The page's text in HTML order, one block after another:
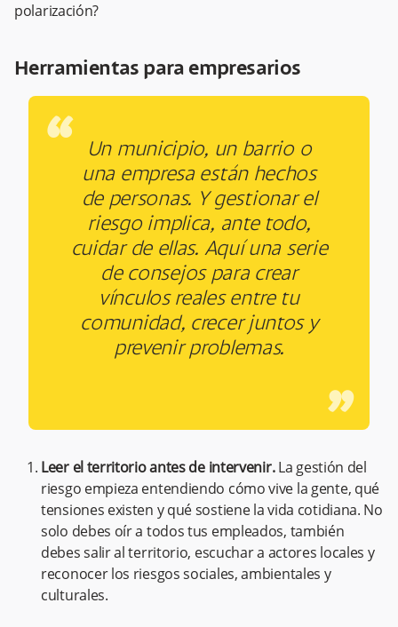
polarización?
Herramientas para empresarios
“
Un municipio, un barrio o
una empresa están hechos
de personas. Y gestionar el
riesgo implica, ante todo,
cuidar de ellas. Aquí una serie
de consejos para crear
vínculos reales entre tu
comunidad, crecer juntos y
prevenir problemas.
”
Leer el territorio antes de intervenir.La gestión del
riesgo empieza entendiendo cómo vive la gente, qué
tensiones existen y qué sostiene la vida cotidiana. No
solo debes oír a todos tus empleados, también
debes salir al territorio, escuchar a actores locales y
reconocer los riesgos sociales, ambientales y
culturales.